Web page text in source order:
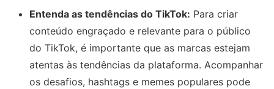
Entenda as tendências do TikTok: Para criar
conteúdo engraçado e relevante para o público
do TikTok, é importante que as marcas estejam
atentas às tendências da plataforma. Acompanhar
os desafios, hashtags e memes populares pode